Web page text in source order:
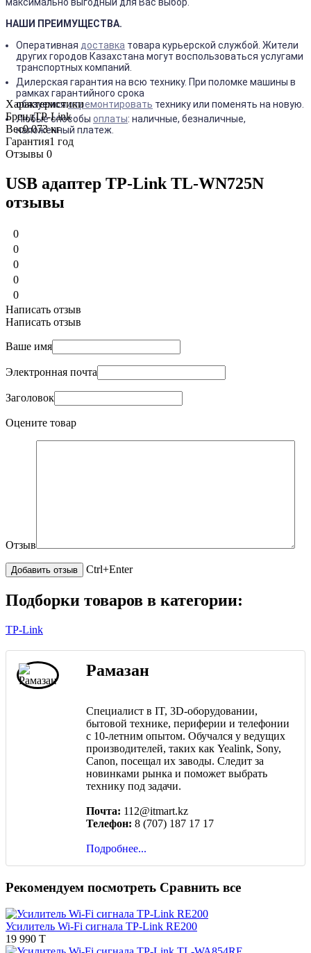
НАШИ ПРЕИМУЩЕСТВА.
Оперативная доставка товара курьерской службой. Жители
других городов Казахстана могут воспользоваться услугами
транспортных компаний.
Дилерская гарантия на всю технику. При поломке машины в
рамках гарантийного срока
обязуемсяотремонтировать технику или поменять на новую.
Любые способы оплаты: наличные, безналичные,
наложенный платеж.
Характеристики
БрендTP-Link
Вес0.073 кг
Гарантия1 год
Отзывы 0
USB адаптер TP-Link TL-WN725N
отзывы
0
0
0
0
0
Написать отзыв
Написать отзыв
Ваше имя
Электронная почта
Заголовок
Оцените товар
Отзыв
Ctrl+Enter
Подборки товаров в категории:
TP-Link
Рамазан
Специалист в IT, 3D-оборудовании,
бытовой технике, периферии и телефонии
с 10-летним опытом. Обучался у ведущих
производителей, таких как Yealink, Sony,
Canon, посещал их заводы. Следит за
новинками рынка и поможет выбрать
технику под задачи.
Почта: 112@itmart.kz
Телефон: 8 (707) 187 17 17
Подробнее...
Рекомендуем посмотреть Сравнить все
Усилитель Wi-Fi сигнала TP-Link RE200
19 990 T